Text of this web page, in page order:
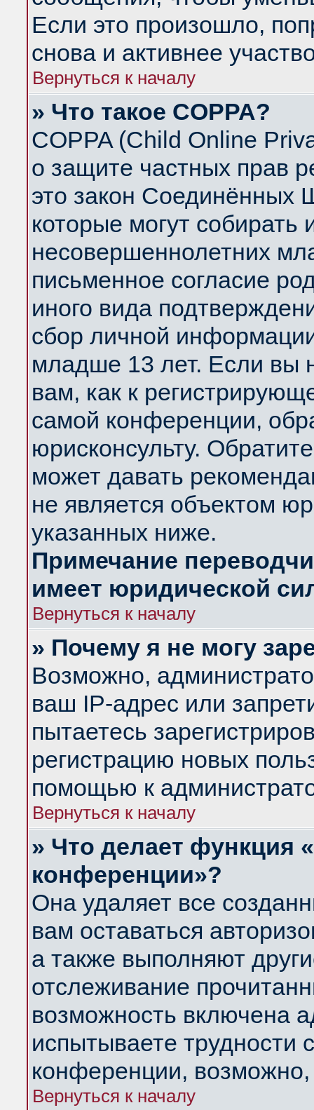
Если это произошло,
снова и активнее
Вернуться к началу
» Что такое COPPA?
COPPA (Child Online
о защите частных прав
это закон Соединённых
которые могут
несовершеннолетних
письменное согласие
иного вида
сбор личной
младше 13 лет. Если вы
вам, как к
самой конференции,
юрисконсульту.
может давать
не является объектом
указанных ниже.
Примечание
имеет юридической
Вернуться к началу
» Почему я не могу
Возможно,
ваш IP-адрес или
пытаетесь
регистрацию новых
помощью к
Вернуться к началу
» Что делает функция
конференции»?
Она удаляет все
вам оставаться
а также выполняют
отслеживание
возможность включена
испытываете трудности
конференции,
Вернуться к началу